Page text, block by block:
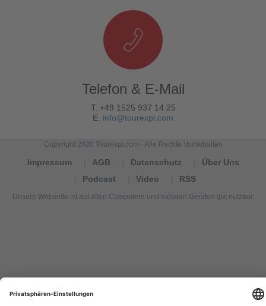
Telefon & E-Mail
T. +49 1525 937 14 25
E. info@tourexpi.com
Copyright 2020 Tourexpi.com - Alle Rechte Vorbehalten
Impressum AGB Datenschutz
Über Uns
Podcast
Video RSS
Unsere Webseite ist auf allen Computern und mobilen Geräten gut nutzbar.
noticias
de